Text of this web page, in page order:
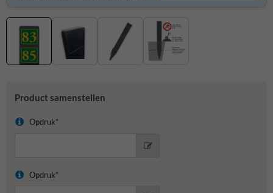
Product samenstellen
Opdruk*
Opdruk*